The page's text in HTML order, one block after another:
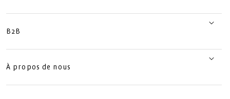
B2B
À propos de nous